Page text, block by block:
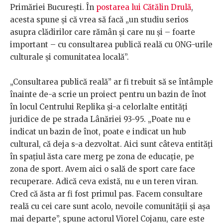
Primăriei București. În postarea lui Cătălin Drulă,
acesta spune și că vrea să facă „un studiu serios
asupra clădirilor care rămân și care nu și – foarte
important – cu consultarea publică reală cu ONG-urile
culturale și comunitatea locală”.
„Consultarea publică reală” ar fi trebuit să se întâmple
înainte de-a scrie un proiect pentru un bazin de înot
în locul Centrului Replika și-a celorlalte entități
juridice de pe strada Lânăriei 93-95. „Poate nu e
indicat un bazin de înot, poate e indicat un hub
cultural, că deja s-a dezvoltat. Aici sunt câteva entități
în spațiul ăsta care merg pe zona de educație, pe
zona de sport. Avem aici o sală de sport care face
recuperare. Adică ceva există, nu e un teren viran.
Cred că ăsta ar fi fost primul pas. Facem consultare
reală cu cei care sunt acolo, nevoile comunității și așa
mai departe”, spune actorul Viorel Cojanu, care este